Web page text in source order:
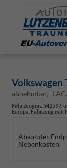
Volkswagen
abnehmbar, -LAG.
Fahrzeugnr.: 541597 ,
Europa, Fahrzeug mit
Absoluter
Nebenkosten